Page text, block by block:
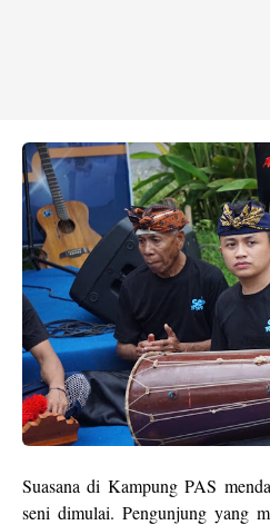
Suasana di Kampung PAS
seni dimulai. Pengunjung yang